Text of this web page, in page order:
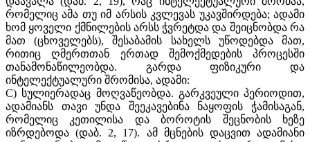
რომელიც ამა თუ იმ არსის კვლევას უკავშირდება; ადამი
ხომ ყოველი ქმნილების არსს ჭვრეტდა და შეიცნობდა რა
მათ (ცხოველებს), შესაბამის სახელს უწოდებდა მათ,
რითიც ღმერთთან ერთად შემოქმედების პროცესში
თანამონაწილეობდა. გარდა ფიზიკური და
ინტელექტუალური შრომისა, ადამი:
C) სულიერადაც მოღვაწეობდა. გარკვეული პერიოდით,
ადამიანს თავი უნდა შეეკავებინა ნაყოფის ჭამისაგან,
რომელიც კეთილისა და ბოროტის შეცნობის ხეზე
იზრდებოდა (დაბ. 2, 17). ამ მცნების დაცვით ადამიანი